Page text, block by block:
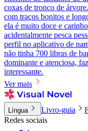
coxas de tronco de
com traços bonitos e
ela é muito doce e
acidentalmente pesca
perfil no aplicativo de
não tinha 700 libras de
dominante e atenciosa,
interessante.
Ver mais
Língua Livro-guia
Redes sociais